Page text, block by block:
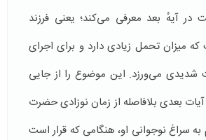
در آیهٔ بعد معرفی می‌کند؛ یعنی فرزند
میزان تحمل زیادی دارد و برای اجرای
شدیدی می‌ورزد. این موضوع را از جایی
بعدی بلافاصله از زمان نوزادی حضرت
به سراغ نوجوانی او، هنگامی که قرار است